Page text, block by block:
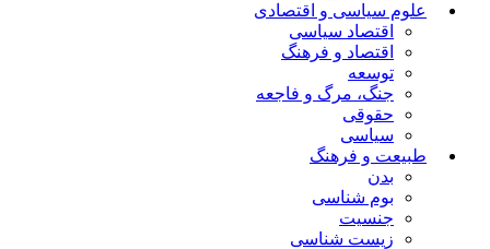
علوم سیاسی و اقتصادی
اقتصاد سیاسی
اقتصاد و فرهنگ
توسعه
جنگ، مرگ و فاجعه
حقوقی
سیاسی
طبیعت و فرهنگ
بدن
بوم شناسی
جنسیت
زیست شناسی